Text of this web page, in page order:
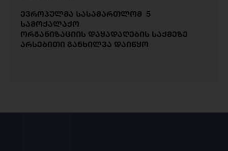
ევროპულმა სასამართლომ 5
სამოქალაქო
ორგანიზაციის დაყადაღების საქმეზე
არსებითი განხილვა დაიწყო